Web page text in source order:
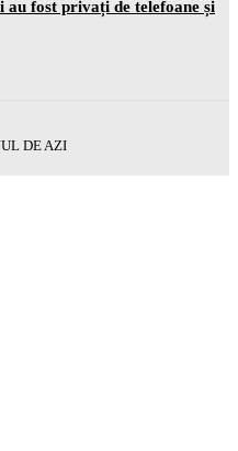
au fost privați de telefoane și
DE AZI